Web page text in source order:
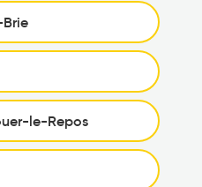
le-Repos